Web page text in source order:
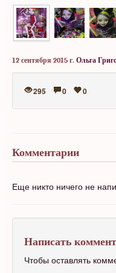
12 сентября 2015 г. Ольга
295 0 0
Комментарии
Еще никто ничего не
Написать
Чтобы оставлять